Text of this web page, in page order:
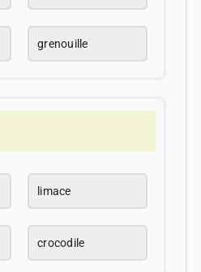
grenouille
limace
crocodile